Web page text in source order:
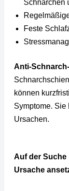
Schnarchen
Feste
Anti-
können
Symptome.
Ursachen.
Auf der Suche
Ursache